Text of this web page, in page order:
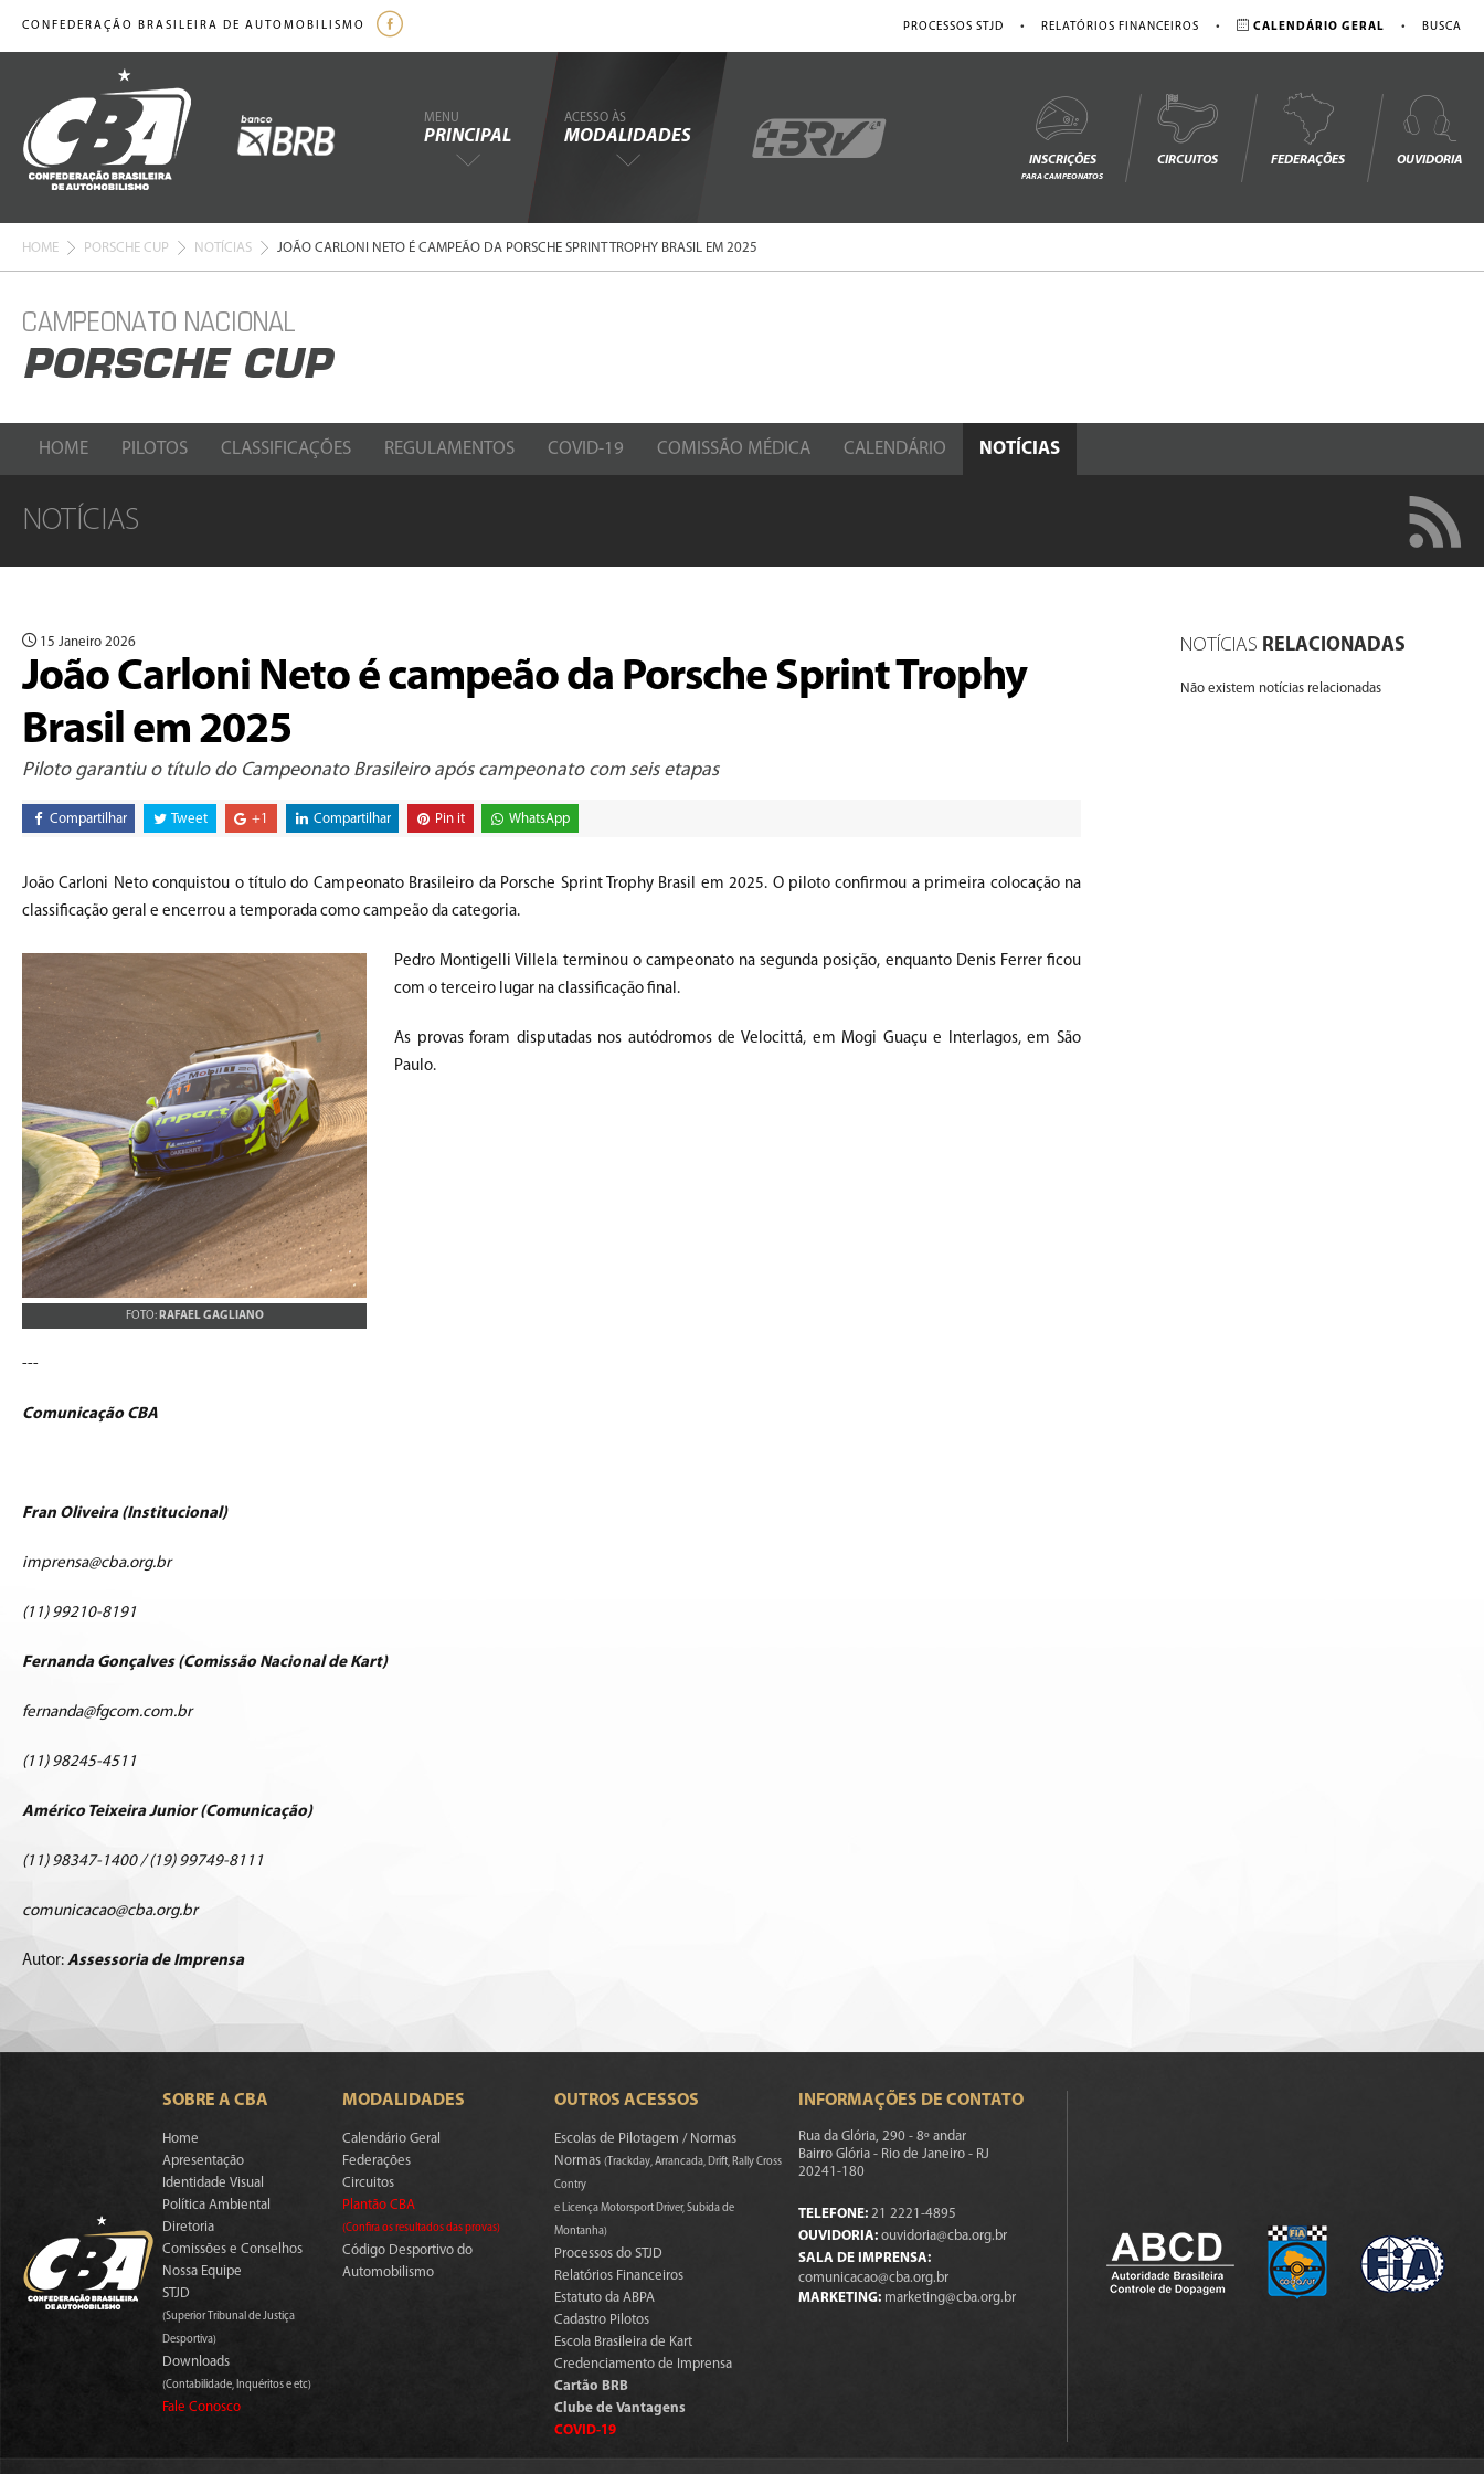
CONFEDERAÇÃO BRASILEIRA DE AUTOMOBILISMO PROCESSOS STJD • RELATÓRIOS FINANCEIROS • CALENDÁRIO GERAL • BUSCA
MENU
PRINCIPAL
ACESSO ÀS
MODALIDADES
INSCRIÇÕES
PARA CAMPEONATOS
CIRCUITOS FEDERAÇÕES OUVIDORIA
HOME PORSCHE CUP NOTÍCIAS JOÃO CARLONI NETO É CAMPEÃO DA PORSCHE SPRINT TROPHY BRASIL EM 2025
CAMPEONATO NACIONAL
PORSCHE CUP
HOME PILOTOS CLASSIFICAÇÕES REGULAMENTOS COVID-19 COMISSÃO MÉDICA CALENDÁRIO NOTÍCIAS
NOTÍCIAS
15 Janeiro 2026
João Carloni Neto é campeão da Porsche Sprint Trophy
Brasil em 2025
Piloto garantiu o título do Campeonato Brasileiro após campeonato com seis etapas
Compartilhar Tweet +1 Compartilhar Pin it WhatsApp
João Carloni Neto conquistou o título do Campeonato Brasileiro da Porsche Sprint Trophy Brasil em 2025. O piloto confirmou a primeira colocação na
classificação geral e encerrou a temporada como campeão da categoria.
FOTO: RAFAEL GAGLIANO
Pedro Montigelli Villela terminou o campeonato na segunda posição, enquanto Denis Ferrer ficou
com o terceiro lugar na classificação final.
As provas foram disputadas nos autódromos de Velocittá, em Mogi Guaçu e Interlagos, em São
Paulo.
---
Comunicação CBA
Fran Oliveira (Institucional)
imprensa@cba.org.br
(11) 99210-8191
Fernanda Gonçalves (Comissão Nacional de Kart)
fernanda@fgcom.com.br
(11) 98245-4511
Américo Teixeira Junior (Comunicação)
(11) 98347-1400 / (19) 99749-8111
comunicacao@cba.org.br
Autor: Assessoria de Imprensa
NOTÍCIAS RELACIONADAS
Não existem notícias relacionadas
SOBRE A CBA
Home
Apresentação
Identidade Visual
Política Ambiental
Diretoria
Comissões e Conselhos
Nossa Equipe
STJD
(Superior Tribunal de Justiça
Desportiva)
Downloads
(Contabilidade, Inquéritos e etc)
Fale Conosco
MODALIDADES
Calendário Geral
Federações
Circuitos
Plantão CBA
(Confira os resultados das provas)
Código Desportivo do
Automobilismo
OUTROS ACESSOS
Escolas de Pilotagem / Normas
Normas(Trackday, Arrancada, Drift, Rally Cross
Contry
e Licença Motorsport Driver, Subida de
Montanha)
Processos do STJD
Relatórios Financeiros
Estatuto da ABPA
Cadastro Pilotos
Escola Brasileira de Kart
Credenciamento de Imprensa
Cartão BRB
Clube de Vantagens
COVID-19
INFORMAÇÕES DE CONTATO
Rua da Glória, 290 - 8º andar
Bairro Glória - Rio de Janeiro - RJ
20241-180
TELEFONE: 21 2221-4895
OUVIDORIA: ouvidoria@cba.org.br
SALA DE IMPRENSA:
comunicacao@cba.org.br
MARKETING: marketing@cba.org.br